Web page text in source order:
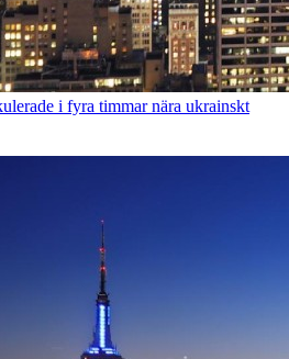
i fyra timmar nära ukrainskt